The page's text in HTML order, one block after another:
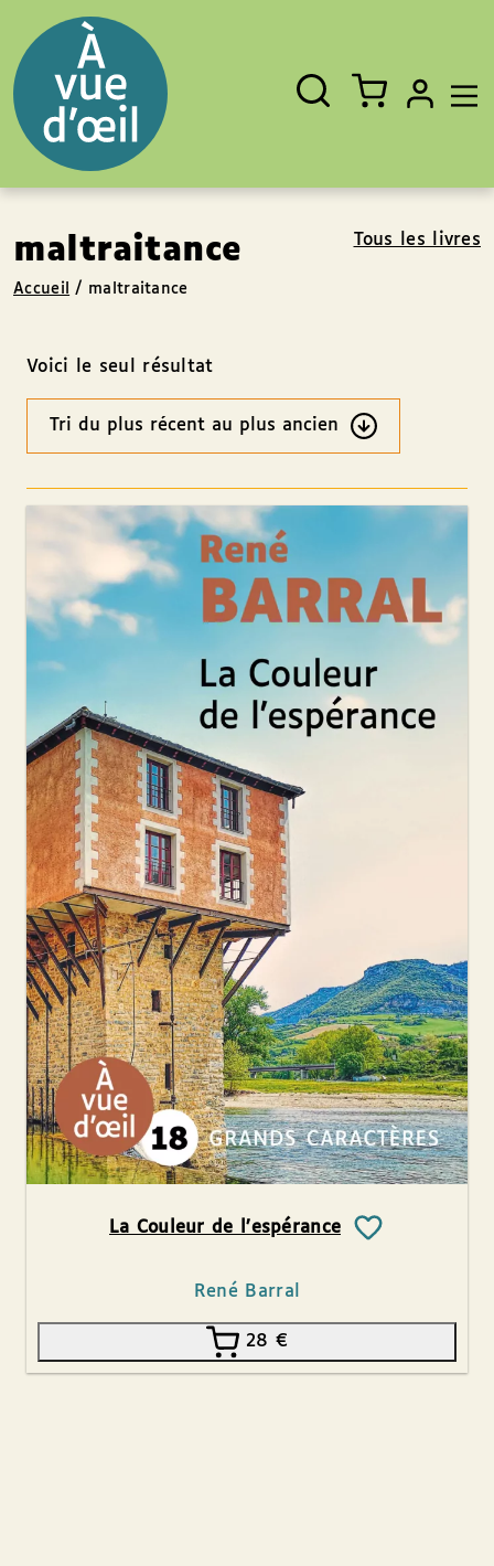
Fermer
Rechercher
un
livre,
un
auteur,
un
EAN
maltraitance Tous les livres
Accueil / maltraitance
Voici le seul résultat
Ordre
La Couleur de l’espérance
René Barral
28 €